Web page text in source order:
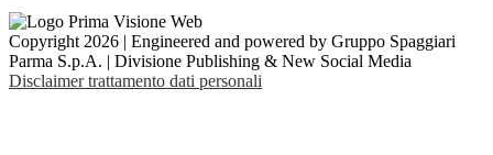
Copyright 2026 | Engineered and powered by Gruppo Spaggiari
Parma S.p.A. | Divisione Publishing & New Social Media
Disclaimer trattamento dati personali